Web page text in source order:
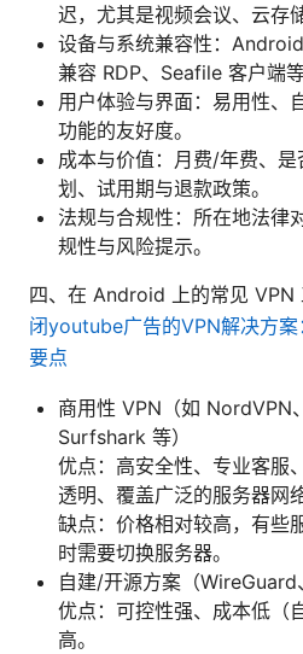
迟，尤其是视频会议、云存
设备与系统兼容性：
兼容 RDP、Seafile 客户端等
用户体验与界面：易用性、
功能的友好度。
成本与价值：月费/年费、
划、试用期与退款政策。
法规与合规性：所在地法律
规性与风险提示。
四、在 Android 上的常见 VPN
闭youtube广告的VPN解决方
要点
商用性 VPN（如 NordVPN
Surfshark 等）
优点：高安全性、专业客服
透明、覆盖广泛的服务器网络
缺点：价格相对较高，有些
时需要切换服务器。
自建/开源方案（WireGuard
优点：可控性强、成本低（
高。